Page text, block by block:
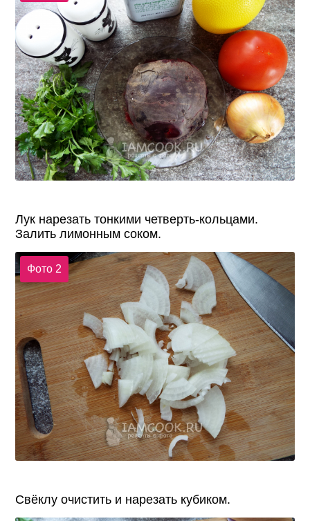
Лук нарезать тонкими четверть-кольцами.
Залить лимонным соком.
Фото 2
Свёклу очистить и нарезать кубиком.